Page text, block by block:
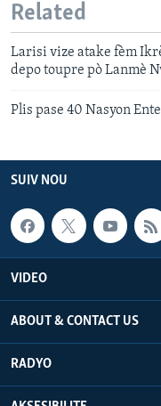
Related
Larisi vize atake fèm
depo toupre pò Lanmè
Plis pase 40 Nasyon
SUIV NOU
VIDEO
ABOUT & CONTACT US
RADYO